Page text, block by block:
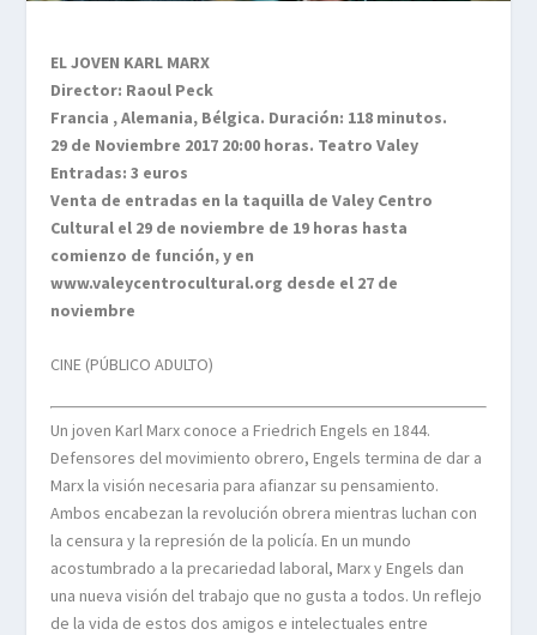
EL JOVEN KARL MARX
Director: Raoul Peck
Francia , Alemania, Bélgica. Duración: 118 minutos.
29 de Noviembre 2017 20:00 horas. Teatro Valey
Entradas: 3 euros
Venta de entradas en la taquilla de Valey Centro
Cultural el 29 de noviembre de 19 horas hasta
comienzo de función, y en
www.valeycentrocultural.org desde el 27 de
noviembre
CINE (PÚBLICO ADULTO)
Un joven Karl Marx conoce a Friedrich Engels en 1844.
Defensores del movimiento obrero, Engels termina de dar a
Marx la visión necesaria para afianzar su pensamiento.
Ambos encabezan la revolución obrera mientras luchan con
la censura y la represión de la policía. En un mundo
acostumbrado a la precariedad laboral, Marx y Engels dan
una nueva visión del trabajo que no gusta a todos. Un reflejo
de la vida de estos dos amigos e intelectuales entre